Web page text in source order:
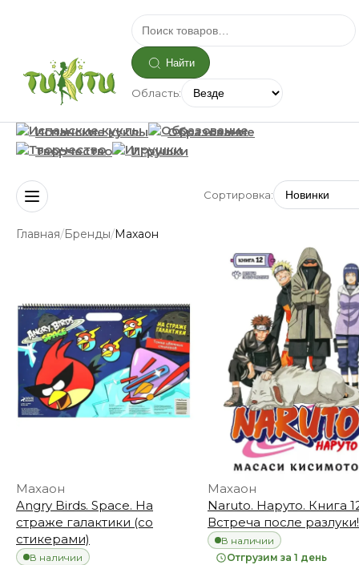
Найти
Область:
Испанские куклы
Образование
Творчество
Игрушки
Сортировка:
Главная/Бренды/Махаон
Махаон
Angry Birds. Space. На
страже галактики (со
стикерами)
В наличии
Махаон
Naruto. Наруто. Книга
Встреча после разлуки!
В наличии
Отгрузим за 1 день